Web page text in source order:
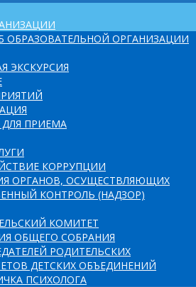
ОБРАЗОВАТЕЛЬНОЙ ОРГАНИЗАЦИИ
ЭКСКУРСИЯ
ПРИЕМА
КОРРУПЦИИ
ОРГАНОВ, ОСУЩЕСТВЛЯЮЩИХ
КОНТРОЛЬ (НАДЗОР)
КОМИТЕТ
ОБЩЕГО СОБРАНИЯ
РОДИТЕЛЬСКИХ
ДЕТСКИХ ОБЪЕДИНЕНИЙ
ПСИХОЛОГА